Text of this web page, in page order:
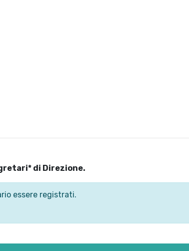
di Direzione.
essere registrati.